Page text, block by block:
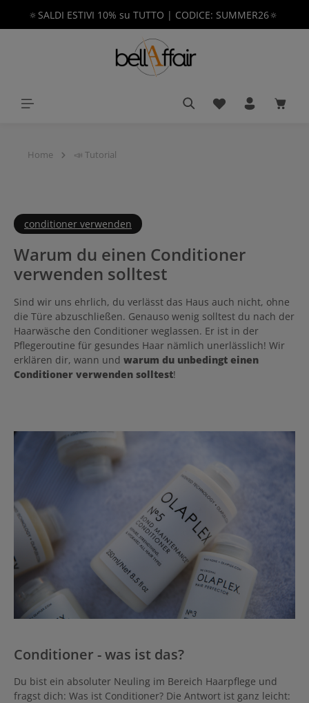
principale
🔅SALDI ESTIVI 10% su TUTTO | CODICE: SUMMER26🔅
Hai 0 articoli nella
Il
Home 📣 Tutorial
conditioner verwenden
Warum du einen Conditioner
verwenden solltest
Sind wir uns ehrlich, du verlässt das Haus auch nicht, ohne
die Türe abzuschließen. Genauso wenig solltest du nach der
Haarwäsche den Conditioner weglassen. Er ist in der
Pflegeroutine für gesundes Haar nämlich unerlässlich! Wir
erklären dir, wann und warum du unbedingt einen
Conditioner verwenden solltest!
Conditioner - was ist das?
Du bist ein absoluter Neuling im Bereich Haarpflege und
fragst dich: Was ist Conditioner? Die Antwort ist ganz leicht: